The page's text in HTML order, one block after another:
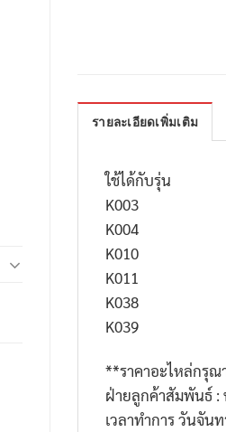
รายละเอียดเพิ่มเติม
ใช้ได้กับรุ่น
K003
K004
K010
K011
K038
K039
**ราคาอะไหล่กรุ
ฝ่ายลูกค้าสัมพันธ์ :
เวลาทำการ วันจัน